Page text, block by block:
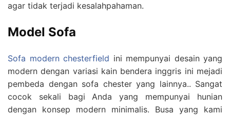
agar tidak terjadi kesalahpahaman.
Model Sofa
Sofa modern chesterfield ini mempunyai desain yang
modern dengan variasi kain bendera inggris ini mejadi
pembeda dengan sofa chester yang lainnya.. Sangat
cocok sekali bagi Anda yang mempunyai hunian
dengan konsep modern minimalis. Busa yang kami